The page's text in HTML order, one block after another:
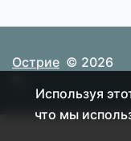
Острие © 2026
Используя
что мы